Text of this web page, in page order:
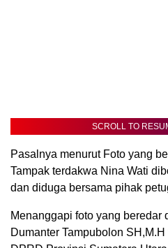
SCROLL TO
Pasalnya menurut Foto yang
Tampak terdakwa Nina Wati
dan diduga bersama pihak
Menanggapi foto yang beredar
Dumanter Tampubolon